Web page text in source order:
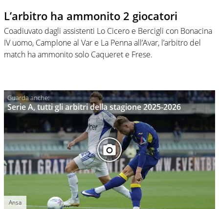
L’arbitro ha ammonito 2 giocatori
Coadiuvato dagli assistenti Lo Cicero e Bercigli con Bonacina
IV uomo, Camplone al Var e La Penna all’Avar, l’arbitro del
match ha ammonito solo Caqueret e Frese.
Serie A, tutti gli arbitri della stagione 2025-2026
Ansa